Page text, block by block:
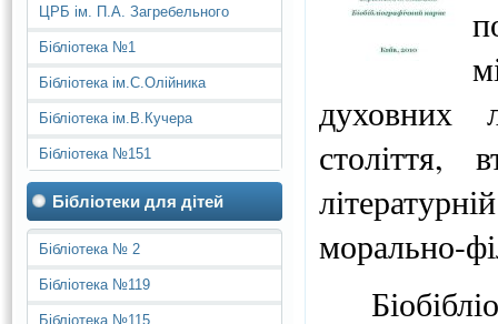
ЦРБ ім. П.А. Загребельного
Бібліотека №1
Бібліотека ім.С.Олійника
Бібліотека ім.В.Кучера
Бібліотека №151
Бібліотеки для дітей
Бібліотека № 2
Бібліотека №119
Бібліотека №115
духовних
століття,
морально-